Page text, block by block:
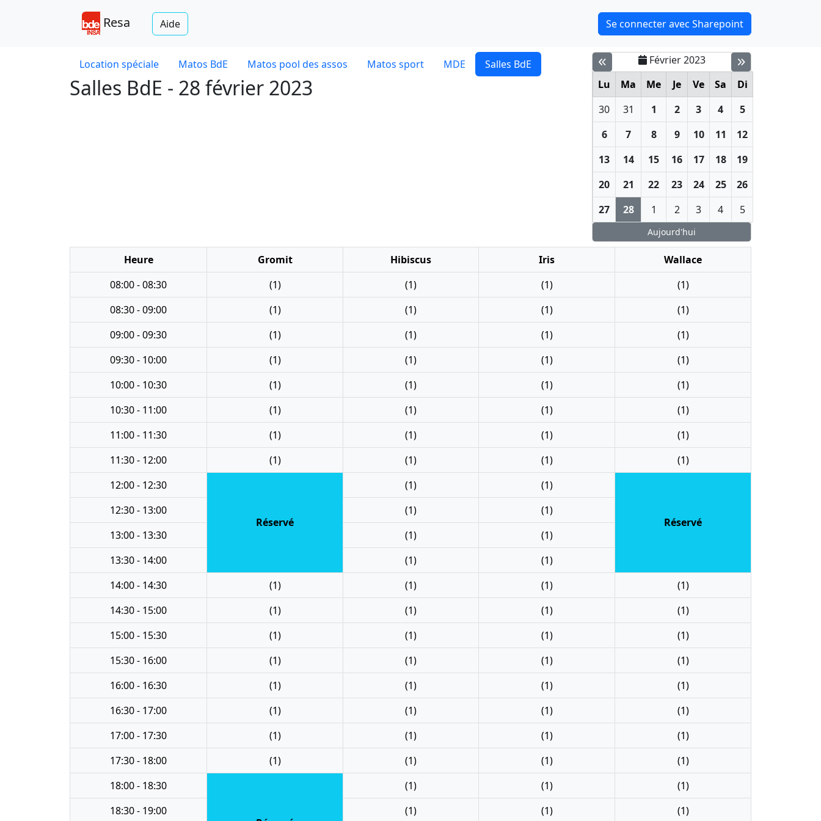
Resa Aide Se connecter avec Sharepoint
Location spéciale Matos BdE Matos pool des assos Matos sport MDE Salles BdE
Salles BdE - 28 février 2023
Février 2023
Lu
Ma Me Je Ve Sa
Di
30
31 1 2 3 4
5
6
7 8 9 10 11
12
13
14 15 16 17 18
19
20
21 22 23 24 25
26
27
28 1 2 3 4 5
Aujourd'hui
Heure Gromit Hibiscus Iris
Wallace
08:00 - 08:30
(1) (1) (1)
(1)
08:30 - 09:00
(1) (1) (1)
(1)
09:00 - 09:30
(1) (1) (1)
(1)
09:30 - 10:00
(1) (1) (1)
(1)
10:00 - 10:30
(1) (1) (1)
(1)
10:30 - 11:00
(1) (1) (1)
(1)
11:00 - 11:30
(1) (1) (1)
(1)
11:30 - 12:00
(1) (1) (1)
(1)
12:00 - 12:30
Réservé
(1) (1)
Réservé
12:30 - 13:00 (1)
(1)
13:00 - 13:30
(1)
(1)
13:30 - 14:00
(1)
(1)
14:00 - 14:30
(1) (1) (1)
(1)
14:30 - 15:00
(1) (1) (1)
(1)
15:00 - 15:30
(1) (1) (1)
(1)
15:30 - 16:00
(1) (1) (1)
(1)
16:00 - 16:30
(1) (1) (1)
(1)
16:30 - 17:00
(1) (1) (1)
(1)
17:00 - 17:30
(1) (1) (1)
(1)
17:30 - 18:00
(1) (1) (1)
(1)
18:00 - 18:30
(1) (1)
(1)
18:30 - 19:00
(1) (1) (1)